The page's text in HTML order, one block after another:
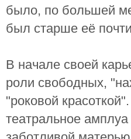
было, по большей
был старше её
В начале своей
роли свободных,
"роковой
театральное